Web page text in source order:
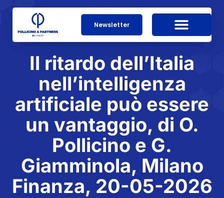
Newsletter
Il ritardo dell’Italia
nell’intelligenza
artificiale può essere
un vantaggio, di O.
Pollicino e G.
Giamminola, Milano
Finanza, 20-05-2026